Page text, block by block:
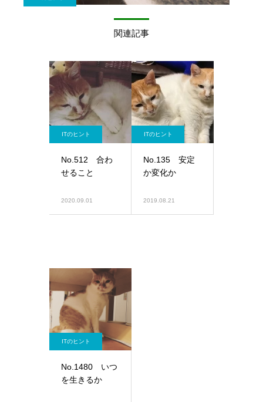
関連記事
ITのヒント
No.512 合わ
せること
2020.09.01
ITのヒント
No.135 安定
か変化か
2019.08.21
ITのヒント
No.1480 いつ
を生きるか